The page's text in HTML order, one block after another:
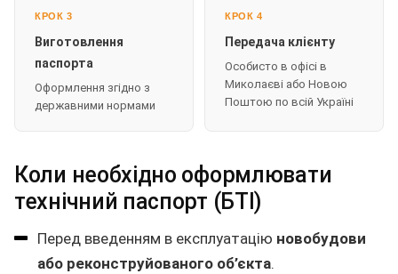
КРОК 3
Виготовлення
паспорта
Оформлення згідно з
державними нормами
КРОК 4
Передача клієнту
Особисто в офісі в
Миколаєві або Новою
Поштою по всій Україні
Коли необхідно оформлювати
технічний паспорт (БТІ)
Перед введенням в експлуатацію новобудови
або реконструйованого об’єкта.